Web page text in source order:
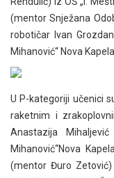
(mentor Snježana
robotičar Ivan
Mihanović“ Nova
U P-kategoriji učenici
raketnim i
Anastazija
Mihanović“Nova
(mentor Đuro